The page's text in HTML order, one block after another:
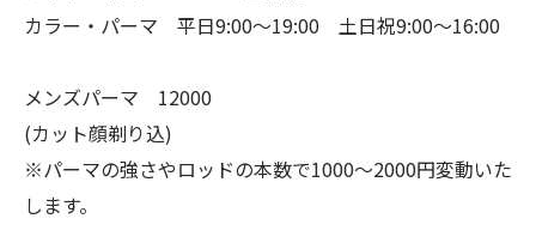
カラー・パーマ 平日9:00〜19:00 土日祝9:00〜16:00
メンズパーマ 12000
(カット顔剃り込)
※パーマの強さやロッドの本数で1000〜2000円変動いた
します。